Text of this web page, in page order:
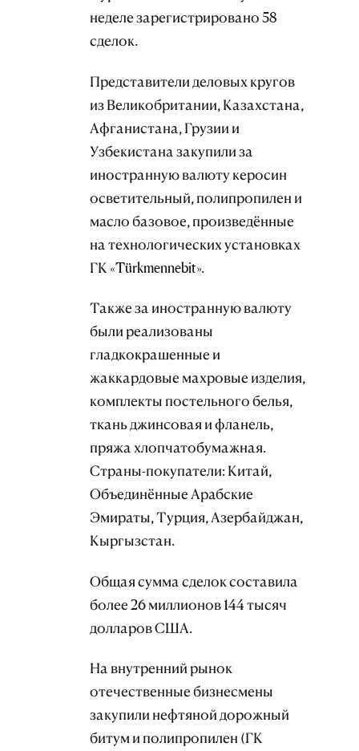
неделе зарегистрировано 58
сделок.
Представители деловых кругов
из Великобритании, Казахстана,
Афганистана, Грузии и
Узбекистана закупили за
иностранную валюту керосин
осветительный, полипропилен и
масло базовое, произведённые
на технологических установках
ГК «Türkmennebit».
Также за иностранную валюту
были реализованы
гладкокрашенные и
жаккардовые махровые изделия,
комплекты постельного белья,
ткань джинсовая и фланель,
пряжа хлопчатобумажная.
Страны-покупатели: Китай,
Объединённые Арабские
Эмираты, Турция, Азербайджан,
Кыргызстан.
Общая сумма сделок составила
более 26 миллионов 144 тысяч
долларов США.
На внутренний рынок
отечественные бизнесмены
закупили нефтяной дорожный
битум и полипропилен (ГК